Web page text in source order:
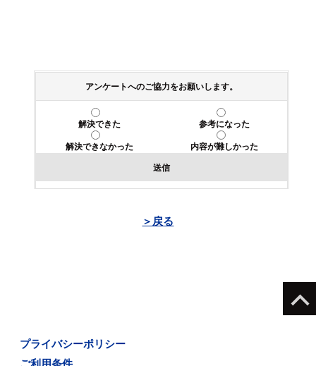
アンケートへのご協力をお願いします。
解決できた
参考になった
解決できなかった
内容が難しかった
送信
＞戻る
プライバシーポリシー